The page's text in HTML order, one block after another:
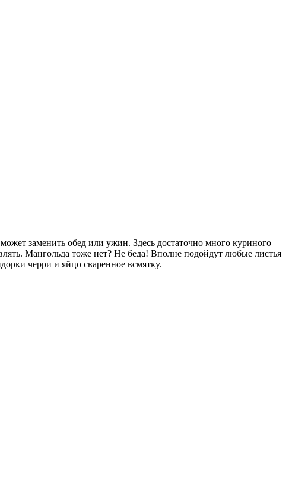
заменить обед или ужин. Здесь достаточно много куриного
Мангольда тоже нет? Не беда! Вполне подойдут любые листья
черри и яйцо сваренное всмятку.